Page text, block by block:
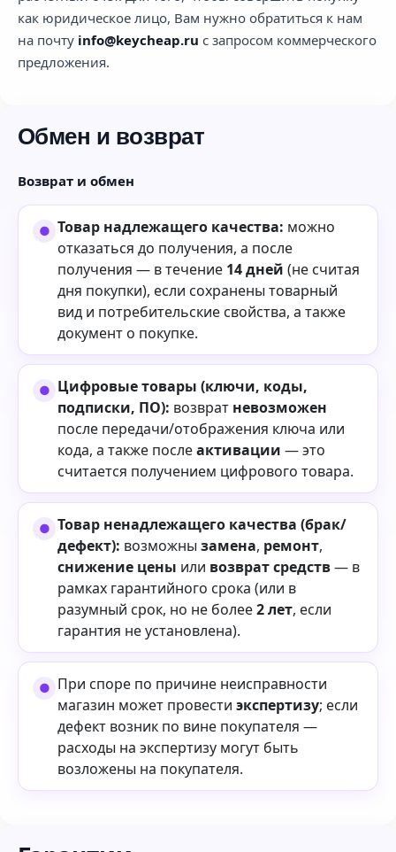
как юридическое лицо, Вам нужно обратиться к нам
на почту info@keycheap.ru с запросом коммерческого
предложения.
Обмен и возврат
Возврат и обмен
Товар надлежащего качества: можно
отказаться до получения, а после
получения — в течение 14 дней (не считая
дня покупки), если сохранены товарный
вид и потребительские свойства, а также
документ о покупке.
Цифровые товары (ключи, коды,
подписки, ПО): возврат невозможен
после передачи/отображения ключа или
кода, а также послеактивации — это
считается получением цифрового товара.
Товар ненадлежащего качества (брак/
дефект): возможны замена, ремонт,
снижение цены или возврат средств— в
рамках гарантийного срока (или в
разумный срок, но не более2 лет, если
гарантия не установлена).
При споре по причине неисправности
магазин может провести экспертизу; если
дефект возник по вине покупателя —
расходы на экспертизу могут быть
возложены на покупателя.